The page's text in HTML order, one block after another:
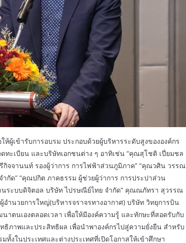
ห้ผู้เข้ารับการอบรม ประกอบด้วยผู้บริหารระดับสูงขององค์กร
ะเบียน และบริษัทเอกชนต่าง ๆ อาทิเช่น “คุณสุโชติ เปี่ยมชล
กิจจานนท์ รองผู้ว่าการ การไฟฟ้าส่วนภูมิภาค” “คุณวศิน วรรณ
กัด” “คุณปกิต ภาคธรรม ผู้ช่วยผู้ว่าการ การประปาส่วน
ระบบดิจิตอล บริษัท ไปรษณีย์ไทย จำกัด” คุณณภัทรา สุวรรณ
ำนวยการใหญ่(บริหารจราจรทางอากาศ) บริษัท วิทยุการบิน
าตนเองตลอดเวลา เพื่อให้มีองค์ความรู้ และทักษะที่สอดรับกับ
ภาพและประสิทธิผล เพื่อนำพาองค์กรไปสู่ความยั่งยืน สำหรับ
งในประเทศและต่างประเทศที่เปิดโอกาสให้เข้าศึกษา